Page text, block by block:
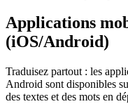
Applications
(iOS/Android)
Traduisez partout : les
Android sont disponibles
des textes et des mots en